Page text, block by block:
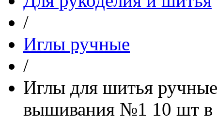
/
Иглы ручные
/
Иглы для шитья
вышивания №1 10 шт в